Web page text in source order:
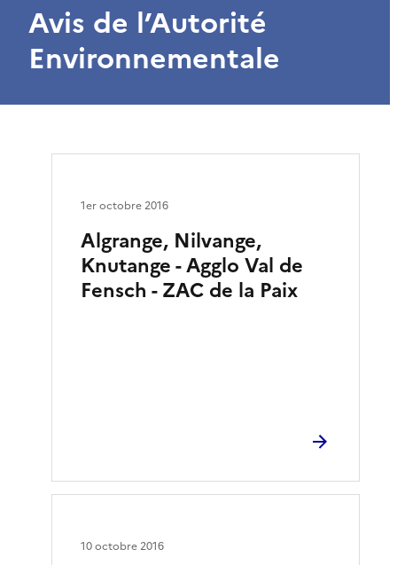
Avis de l’Autorité
Environnementale
Algrange, Nilvange,
Knutange - Agglo Val de
Fensch - ZAC de la Paix
1er octobre 2016
10 octobre 2016